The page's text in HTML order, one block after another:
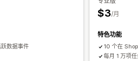
数据事件
$3/月
特色功能
10 个在
每月 1 万项